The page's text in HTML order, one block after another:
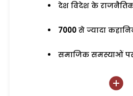
देश विदेश के राजनैतिक
7000 से ज्यादा
समाजिक समस्याओं